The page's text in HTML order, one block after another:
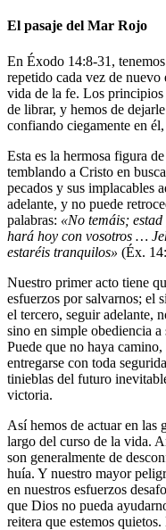
El pasaje del Mar Rojo
En Éxodo 14:8-31,
repetido cada vez de
vida de la fe. Los
de librar, y hemos de
confiando ciegamente en
Esta es la hermosa figura
temblando a Cristo en
pecados y sus implacables
adelante, y no puede
palabras: «No temáis;
hará hoy con vosotros …
estaréis tranquilos» (Éx.
Nuestro primer acto tiene
esfuerzos por salvarnos; el
el tercero, seguir adelante,
sino en simple obediencia
Puede que no haya
entregarse con toda
tinieblas del futuro
victoria.
Así hemos de actuar en
largo del curso de la vida.
son generalmente de
huía. Y nuestro mayor
en nuestros esfuerzos
que Dios no pueda
reitera que estemos